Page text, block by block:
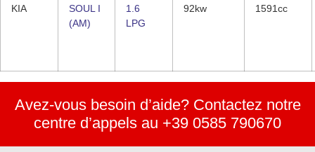
KIA
SOUL I
(AM)
1.6
LPG
92kw 1591cc
Avez-vous besoin d’aide? Contactez notre
centre d’appels au +39 0585 790670